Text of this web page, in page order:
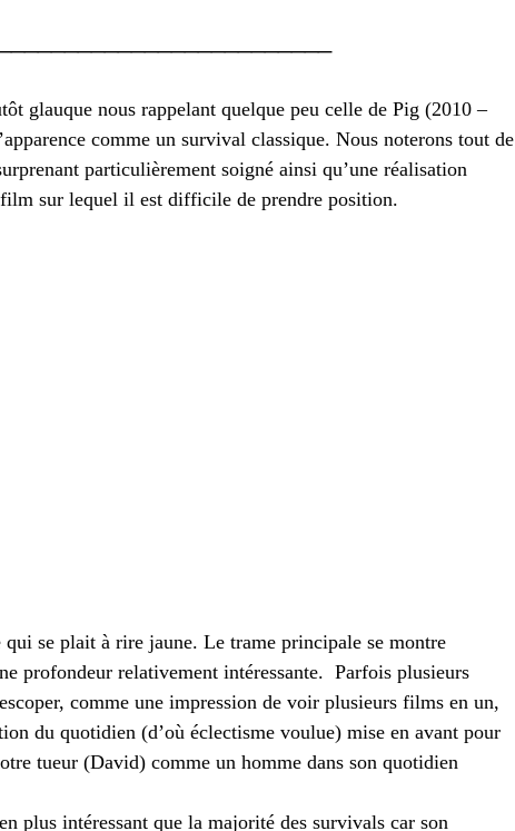
glauque nous rappelant quelque peu celle de Pig (2010 –
comme un survival classique. Nous noterons tout de
particulièrement soigné ainsi qu’une réalisation
sur lequel il est difficile de prendre position.
se plait à rire jaune. Le trame principale se montre
profondeur relativement intéressante.  Parfois plusieurs
comme une impression de voir plusieurs films en un,
du quotidien (d’où éclectisme voulue) mise en avant pour
tueur (David) comme un homme dans son quotidien
plus intéressant que la majorité des survivals car son